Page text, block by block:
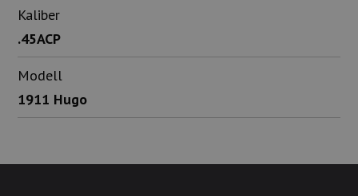
Kaliber
.45ACP
Modell
1911 Hugo